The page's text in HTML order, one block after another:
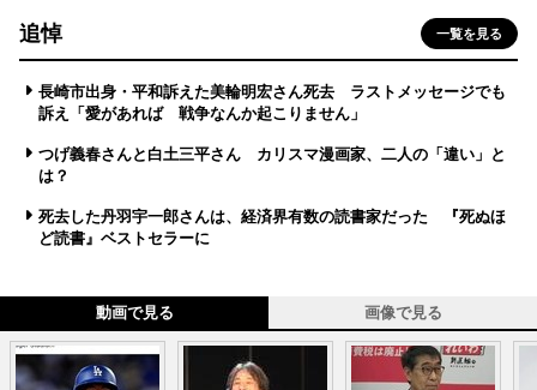
追悼 一覧を見る
長崎市出身・平和訴えた美輪明宏さん死去 ラストメッセージでも
訴え「愛があれば 戦争なんか起こりません」
つげ義春さんと白土三平さん カリスマ漫画家、二人の「違い」と
は？
死去した丹羽宇一郎さんは、経済界有数の読書家だった 『死ぬほ
ど読書』ベストセラーに
動画で見る 画像で見る